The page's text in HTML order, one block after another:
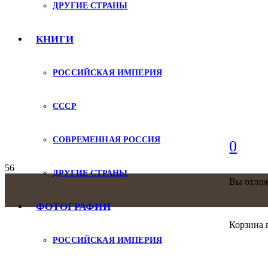
ДРУГИЕ СТРАНЫ
КНИГИ
РОССИЙСКАЯ ИМПЕРИЯ
СССР
СОВРЕМЕННАЯ РОССИЯ
ДРУГИЕ СТРАНЫ
ФОТОГРАФИИ
РОССИЙСКАЯ ИМПЕРИЯ
0
Вы
Корзина